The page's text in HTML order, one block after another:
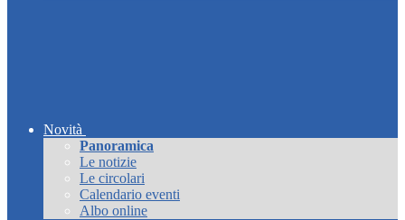
Novità
Panoramica
Le notizie
Le circolari
Calendario eventi
Albo online